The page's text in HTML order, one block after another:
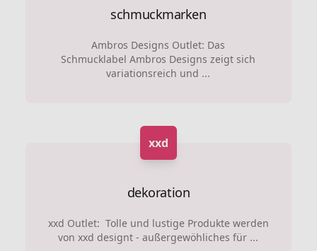
schmuckmarken
Ambros Designs Outlet: Das
Schmucklabel Ambros Designs zeigt sich
variationsreich und ...
xxd
dekoration
xxd Outlet: Tolle und lustige Produkte werden
von xxd designt - außergewöhliches für ...